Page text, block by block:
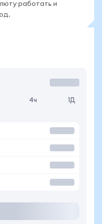
работать и
4ч 1Д